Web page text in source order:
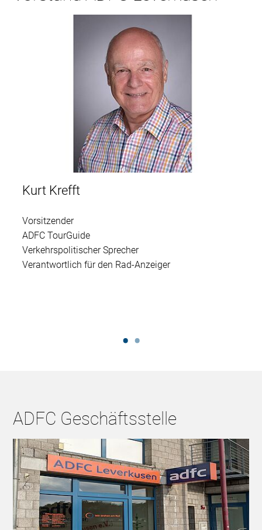
Kurt Krefft
Vorsitzender
ADFC TourGuide
Verkehrspolitischer Sprecher
Verantwortlich für den Rad-Anzeiger
ADFC Geschäftsstelle